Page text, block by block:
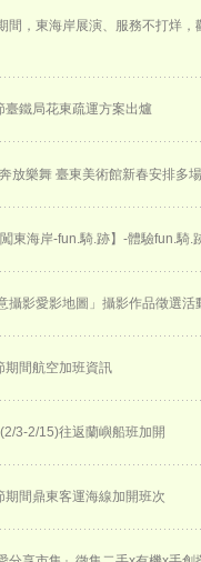
間，東海岸展演、服務不打烊
臺鐵局花東疏運方案出爐
放樂舞 臺東美術館新春安排多
闖東海岸-fun.騎.跡】-體驗fun.騎.
攝影愛影地圖」攝影作品徵選活
期間航空加班資訊
3-2/15)往返蘭嶼船班加開
期間鼎東客運海線加開班次